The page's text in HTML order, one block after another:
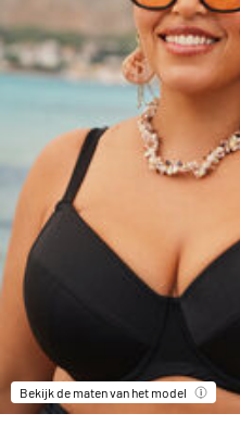
Bekijk de maten van het model